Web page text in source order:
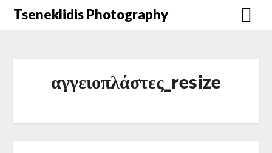
Μετάβαση
Tseneklidis Photography
αγγειοπλάστες_resize